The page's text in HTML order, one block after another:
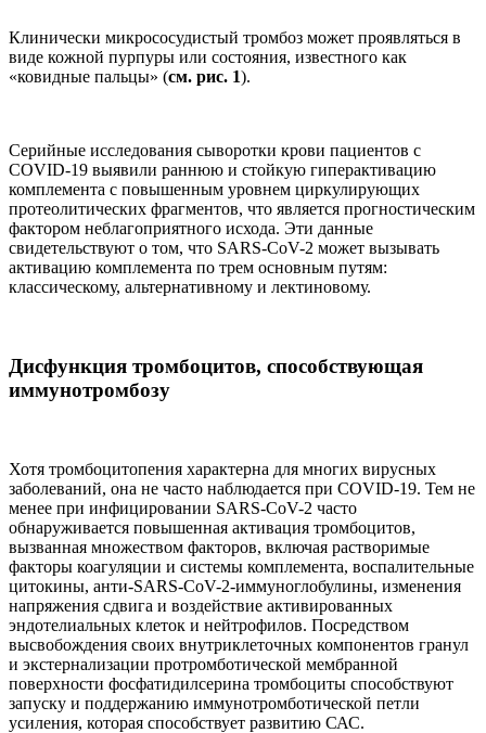
Клинически микрососудистый тромбоз может проявляться в
виде кожной пурпуры или состояния, известного как
«ковидные пальцы» (см. рис. 1).
Серийные исследования сыворотки крови пациентов с
COVID-19 выявили раннюю и стойкую гиперактивацию
комплемента с повышенным уровнем циркулирующих
протеолитических фрагментов, что является прогностическим
фактором неблагоприятного исхода. Эти данные
свидетельствуют о том, что SARS-CoV-2 может вызывать
активацию комплемента по трем основным путям:
классическому, альтернативному и лектиновому.
Дисфункция тромбоцитов, способствующая
иммунотромбозу
Хотя тромбоцитопения характерна для многих вирусных
заболеваний, она не часто наблюдается при COVID-19. Тем не
менее при инфицировании SARS-CoV-2 часто
обнаруживается повышенная активация тромбоцитов,
вызванная множеством факторов, включая растворимые
факторы коагуляции и системы комплемента, воспалительные
цитокины, анти-SARS-CoV-2-иммуноглобулины, изменения
напряжения сдвига и воздействие активированных
эндотелиальных клеток и нейтрофилов. Посредством
высвобождения своих внутриклеточных компонентов гранул
и экстернализации протромботической мембранной
поверхности фосфатидилсерина тромбоциты способствуют
запуску и поддержанию иммунотромботической петли
усиления, которая способствует развитию САС.